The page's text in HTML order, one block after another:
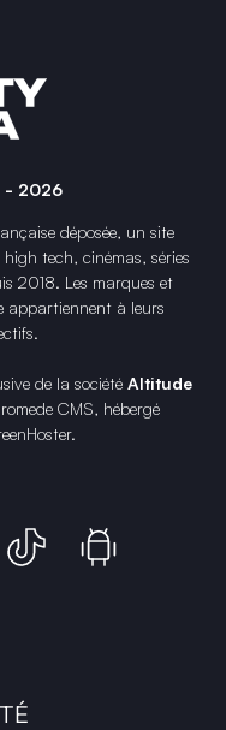
- 2026
déposée, un site
tech, cinémas, séries
2018. Les marques et
appartiennent à leurs
de la société Altitude
CMS, hébergé
.